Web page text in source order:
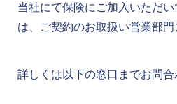
当社にて保険にご加入いただ
は、ご契約のお取扱い営業部
詳しくは以下の窓口までお問合